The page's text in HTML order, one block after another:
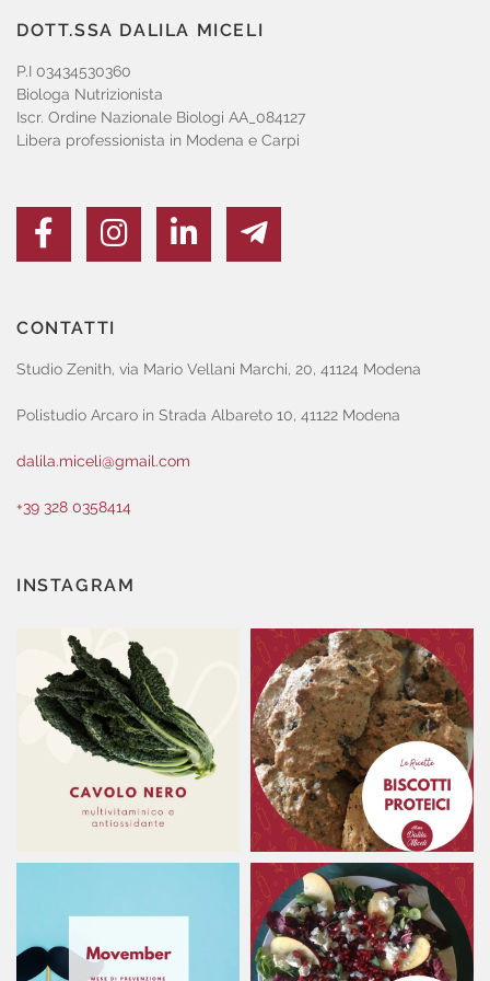
DOTT.SSA DALILA MICELI
P.I 03434530360
Biologa Nutrizionista
Iscr. Ordine Nazionale Biologi AA_084127
Libera professionista in Modena e Carpi
CONTATTI
Studio Zenith, via Mario Vellani Marchi, 20, 41124 Modena
Polistudio Arcaro in Strada Albareto 10, 41122 Modena
dalila.miceli@gmail.com
+39 328 0358414
INSTAGRAM